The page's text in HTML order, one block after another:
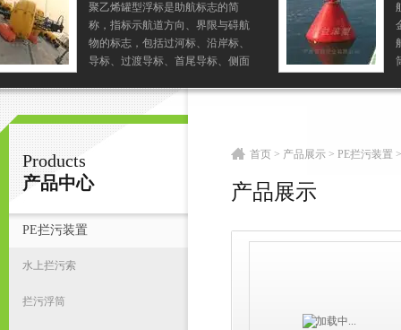
宁波君益塑业有限公司
首
航道警示锥形浮标在水面上的密闭
金属筒，下部用铁锚固定，用来系
船或做航标等。另外有一种新型浮
筒，采用强韧高分子聚乙烯等材料
破坏性，能防紫外线、防冻、抗海
水化学剂油渍等侵蚀。...
Products
产品中心
PE拦污装置
水上拦污索
拦污浮筒
首页 > 产品展示 > PE拦污装置
产品展示